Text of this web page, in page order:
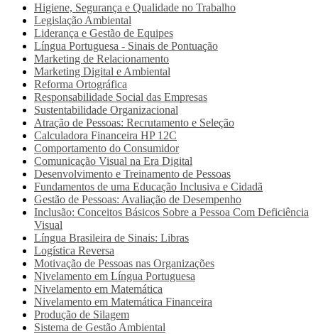
Higiene, Segurança e Qualidade no Trabalho
Legislação Ambiental
Liderança e Gestão de Equipes
Língua Portuguesa - Sinais de Pontuação
Marketing de Relacionamento
Marketing Digital e Ambiental
Reforma Ortográfica
Responsabilidade Social das Empresas
Sustentabilidade Organizacional
Atração de Pessoas: Recrutamento e Seleção
Calculadora Financeira HP 12C
Comportamento do Consumidor
Comunicação Visual na Era Digital
Desenvolvimento e Treinamento de Pessoas
Fundamentos de uma Educação Inclusiva e Cidadã
Gestão de Pessoas: Avaliação de Desempenho
Inclusão: Conceitos Básicos Sobre a Pessoa Com Deficiência
Visual
Língua Brasileira de Sinais: Libras
Logística Reversa
Motivação de Pessoas nas Organizações
Nivelamento em Língua Portuguesa
Nivelamento em Matemática
Nivelamento em Matemática Financeira
Produção de Silagem
Sistema de Gestão Ambiental